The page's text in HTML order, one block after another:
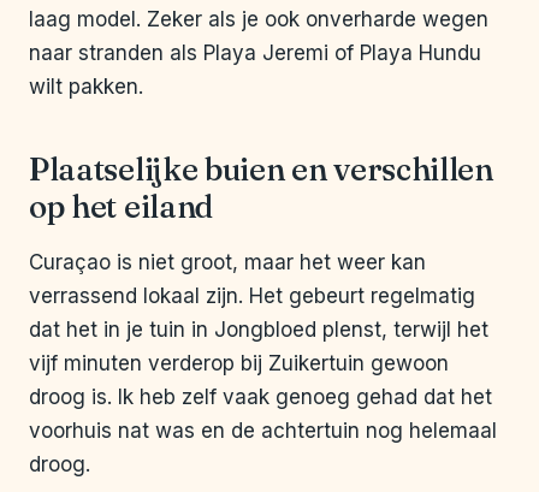
laag model. Zeker als je ook onverharde wegen
naar stranden als Playa Jeremi of Playa Hundu
wilt pakken.
Plaatselijke buien en verschillen
op het eiland
Curaçao is niet groot, maar het weer kan
verrassend lokaal zijn. Het gebeurt regelmatig
dat het in je tuin in Jongbloed plenst, terwijl het
vijf minuten verderop bij Zuikertuin gewoon
droog is. Ik heb zelf vaak genoeg gehad dat het
voorhuis nat was en de achtertuin nog helemaal
droog.